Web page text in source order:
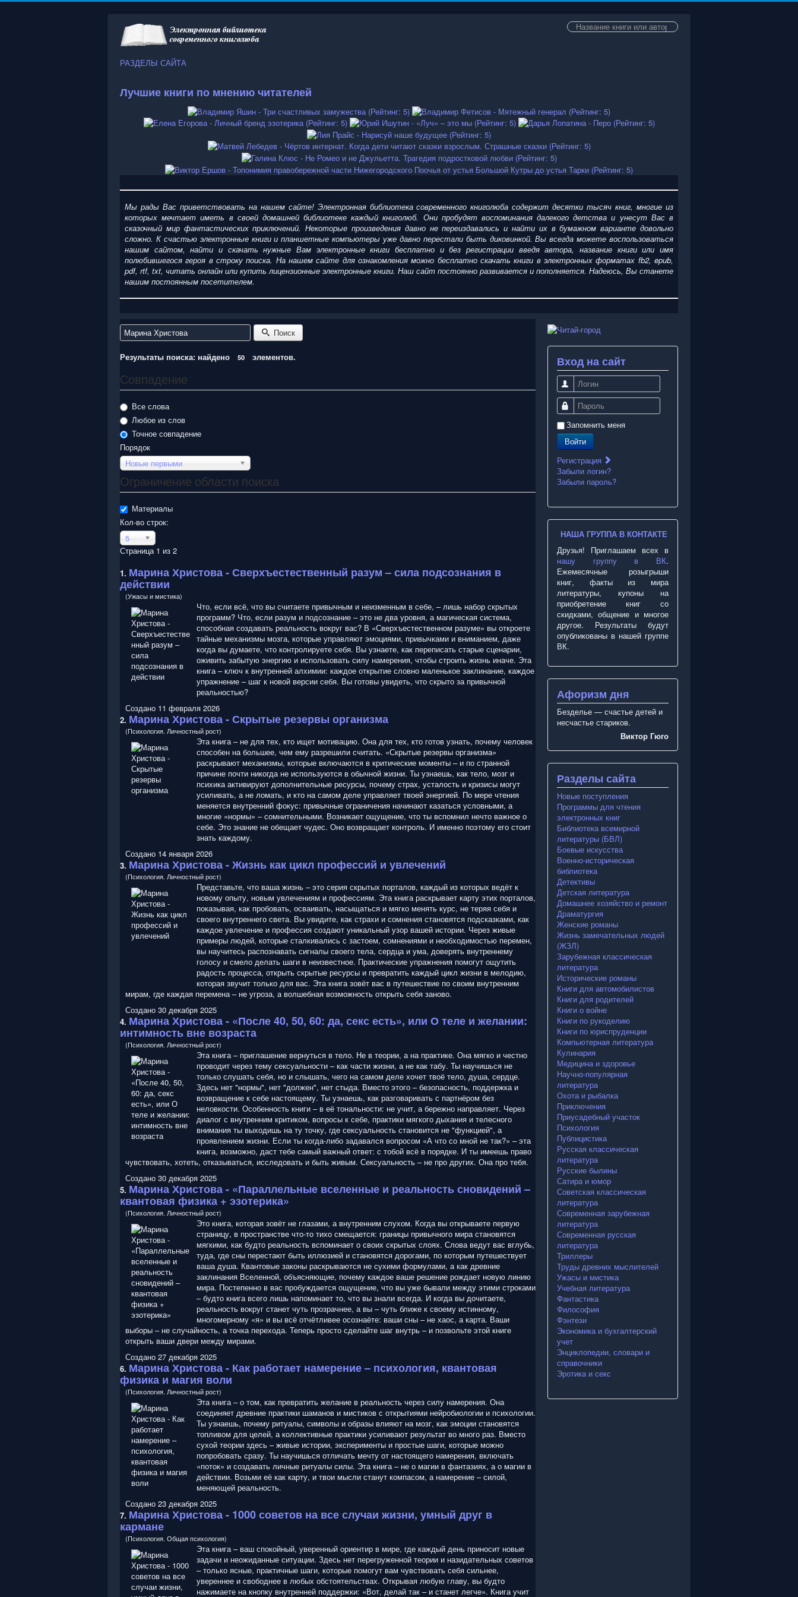
Искать...
РАЗДЕЛЫ САЙТА
Лучшие книги по мнению читателей
Мы рады Вас приветствовать на нашем сайте! Электронная библиотека современного книголюба содержит десятки тысяч книг, многие из
которых мечтает иметь в своей домашней библиотеке каждый книголюб. Они пробудят воспоминания далекого детства и унесут Вас в
сказочный мир фантастических приключений. Некоторые произведения давно не переиздавались и найти их в бумажном варианте довольно
сложно. К счастью электронные книги и планшетные компьютеры уже давно перестали быть диковинкой. Вы всегда можете воспользоваться
нашим сайтом, найти и скачать нужные Вам электронные книги бесплатно и без регистрации введя автора, название книги или имя
полюбившегося героя в строку поиска. На нашем сайте для ознакомления можно бесплатноскачатькниги в электронных форматах fb2, epub,
pdf, rtf, txt, читать онлайн или купить лицензионные электронные книги. Наш сайт постоянно развивается и пополняется. Надеюсь, Вы станете
нашим постоянным посетителем.
Введите текст для поиска... Поиск
Результаты поиска: найдено 50 элементов.
Совпадение
Все слова
Любое из слов
Точное совпадение
Порядок
Новые первыми
Ограничение области поиска
Материалы
Кол-во строк:
5
Страница 1 из 2
1. Марина Христова- Сверхъестественный разум – сила подсознания в
действии
(Ужасы и мистика)
Что, если всё, что вы считаете привычным и неизменным в себе, – лишь набор скрытых
программ? Что, если разум и подсознание – это не два уровня, а магическая система,
способная создавать реальность вокруг вас? В «Сверхъестественном разуме» вы откроете
тайные механизмы мозга, которые управляют эмоциями, привычками и вниманием, даже
когда вы думаете, что контролируете себя. Вы узнаете, как переписать старые сценарии,
оживить забытую энергию и использовать силу намерения, чтобы строить жизнь иначе. Эта
книга – ключ к внутренней алхимии: каждое открытие словно маленькое заклинание, каждое
упражнение – шаг к новой версии себя. Вы готовы увидеть, что скрыто за привычной
реальностью?
Создано 11 февраля 2026
2. Марина Христова- Скрытые резервы организма
(Психология. Личностный рост)
Эта книга – не для тех, кто ищет мотивацию. Она для тех, кто готов узнать, почему человек
способен на большее, чем ему разрешили считать. «Скрытые резервы организма»
раскрывают механизмы, которые включаются в критические моменты – и по странной
причине почти никогда не используются в обычной жизни. Ты узнаешь, как тело, мозг и
психика активируют дополнительные ресурсы, почему страх, усталость и кризисы могут
усиливать, а не ломать, и кто на самом деле управляет твоей энергией. По мере чтения
меняется внутренний фокус: привычные ограничения начинают казаться условными, а
многие «нормы» – сомнительными. Возникает ощущение, что ты вспомнил нечто важное о
себе. Это знание не обещает чудес. Оно возвращает контроль. И именно поэтому его стоит
знать каждому.
Создано 14 января 2026
3. Марина Христова- Жизнь как цикл профессий и увлечений
(Психология. Личностный рост)
Представьте, что ваша жизнь – это серия скрытых порталов, каждый из которых ведёт к
новому опыту, новым увлечениям и профессиям. Эта книга раскрывает карту этих порталов,
показывая, как пробовать, осваивать, насыщаться и мягко менять курс, не теряя себя и
своего внутреннего света. Вы увидите, как страхи и сомнения становятся подсказками, как
каждое увлечение и профессия создают уникальный узор вашей истории. Через живые
примеры людей, которые сталкивались с застоем, сомнениями и необходимостью перемен,
вы научитесь распознавать сигналы своего тела, сердца и ума, доверять внутреннему
голосу и смело делать шаги в неизвестное. Практические упражнения помогут ощутить
радость процесса, открыть скрытые ресурсы и превратить каждый цикл жизни в мелодию,
которая звучит только для вас. Эта книга зовёт вас в путешествие по своим внутренним
мирам, где каждая перемена – не угроза, а волшебная возможность открыть себя заново.
Создано 30 декабря 2025
4. Марина Христова- «После 40, 50, 60: да, секс есть», или О теле и желании:
интимность вне возраста
(Психология. Личностный рост)
Эта книга – приглашение вернуться в тело. Не в теории, а на практике. Она мягко и честно
проводит через тему сексуальности – как части жизни, а не как табу. Ты научишься не
только слушать себя, но и слышать, чего на самом деле хочет твоё тело, душа, сердце.
Здесь нет "нормы", нет "должен", нет стыда. Вместо этого – безопасность, поддержка и
возвращение к себе настоящему. Ты узнаешь, как разговаривать с партнёром без
неловкости. Особенность книги – в её тональности: не учит, а бережно направляет. Через
диалог с внутренним критиком, вопросы к себе, практики мягкого дыхания и телесного
внимания ты выходишь на ту точку, где сексуальность становится не "функцией", а
проявлением жизни. Если ты когда-либо задавался вопросом «А что со мной не так?» – эта
книга, возможно, даст тебе самый важный ответ: с тобой всё в порядке. И ты имеешь право
чувствовать, хотеть, отказываться, исследовать и быть живым. Сексуальность – не про других. Она про тебя.
Создано 30 декабря 2025
5. Марина Христова- «Параллельные вселенные и реальность сновидений –
квантовая физика + эзотерика»
(Психология. Личностный рост)
Это книга, которая зовёт не глазами, а внутренним слухом. Когда вы открываете первую
страницу, в пространстве что-то тихо смещается: границы привычного мира становятся
мягкими, как будто реальность вспоминает о своих скрытых слоях. Слова ведут вас вглубь,
туда, где сны перестают быть иллюзией и становятся дорогами, по которым путешествует
ваша душа. Квантовые законы раскрываются не сухими формулами, а как древние
заклинания Вселенной, объясняющие, почему каждое ваше решение рождает новую линию
мира. Постепенно в вас пробуждается ощущение, что вы уже бывали между этими строками
– будто книга всего лишь напоминает то, что вы знали всегда. И когда вы дочитаете,
реальность вокруг станет чуть прозрачнее, а вы – чуть ближе к своему истинному,
многомерному «я» и вы всё отчётливее осознаёте: ваши сны – не хаос, а карта. Ваши
выборы – не случайность, а точка перехода. Теперь просто сделайте шаг внутрь – и позвольте этой книге
открыть ваши двери между мирами.
Создано 27 декабря 2025
6. Марина Христова- Как работает намерение – психология, квантовая
физика и магия воли
(Психология. Личностный рост)
Эта книга – о том, как превратить желание в реальность через силу намерения. Она
соединяет древние практики шаманов и мистиков с открытиями нейробиологии и психологии.
Ты узнаешь, почему ритуалы, символы и образы влияют на мозг, как эмоции становятся
топливом для целей, а коллективные практики усиливают результат во много раз. Вместо
сухой теории здесь – живые истории, эксперименты и простые шаги, которые можно
попробовать сразу. Ты научишься отличать мечту от настоящего намерения, включать
«поток» и создавать личные ритуалы силы. Эта книга – не о магии в фантазиях, а о магии в
действии. Возьми её как карту, и твои мысли станут компасом, а намерение – силой,
меняющей реальность.
Создано 23 декабря 2025
7. Марина Христова- 1000 советов на все случаи жизни, умный друг в
кармане
(Психология. Общая психология)
Эта книга – ваш спокойный, уверенный ориентир в мире, где каждый день приносит новые
задачи и неожиданные ситуации. Здесь нет перегруженной теории и назидательных советов
– только ясные, практичные шаги, которые помогут вам чувствовать себя сильнее,
увереннее и свободнее в любых обстоятельствах. Открывая любую главу, вы будто
нажимаете на кнопку внутренней поддержки: «Вот, делай так – и станет легче». Книга учит
Вход на сайт
Логин
Пароль
Запомнить меня
Войти
Регистрация
Забыли логин?
Забыли пароль?
НАША ГРУППА В КОНТАКТЕ
Друзья! Приглашаем всех в
нашу группу в ВК.
Ежемесячные розыгрыши
книг, факты из мира
литературы, купоны на
приобретение книг со
скидками, общение и многое
другое. Результаты будут
опубликованы в нашей группе
ВК.
Афоризм дня
Безделье — счастье детей и
несчастье стариков.
Виктор Гюго
Разделы сайта
Новые поступления
Программы для чтения
электронных книг
Библиотека всемирной
литературы (БВЛ)
Боевые искусства
Военно-историческая
библиотека
Детективы
Детская литература
Домашнее хозяйство и ремонт
Драматургия
Женские романы
Жизнь замечательных людей
(ЖЗЛ)
Зарубежная классическая
литература
Исторические романы
Книги для автомобилистов
Книги для родителей
Книги о войне
Книги по рукоделию
Книги по юриспруденции
Компьютерная литература
Кулинария
Медицина и здоровье
Научно-популярная
литература
Охота и рыбалка
Приключения
Приусадебный участок
Психология
Публицистика
Русская классическая
литература
Русские былины
Сатира и юмор
Советская классическая
литература
Современная зарубежная
литература
Современная русская
литература
Триллеры
Труды древних мыслителей
Ужасы и мистика
Учебная литература
Фантастика
Философия
Фэнтези
Экономика и бухгалтерский
учет
Энциклопедии, словари и
справочники
Эротика и секс